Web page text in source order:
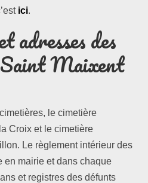
ici.
adresses des
Saint Maixent
le cimetière
Croix et le cimetière
Le règlement intérieur des
en mairie et dans chaque
et registres des défunts